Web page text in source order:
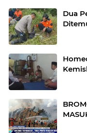
Dua